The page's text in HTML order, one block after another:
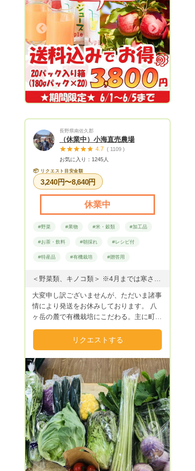
そして、それらから良い花芽ができ、美味
しい「ふじ」が生まれるように、 四季を
とおして育むのが、わたしの仕事です。
美味しいものは、すべての総合的なものが
からみ合い出来上がります。 種を蒔い
て、夏でも秋でも収穫できるのと違い、
果樹においては、農薬をかけないことが安
全性とも言い切れません。 有機栽培が美
味しさだけではありません。 健康な樹で
あること、健康な葉であること、 そし
るりんごが出来ると思います。 そんな思
いを抱きながら毎日、仲間とともに、また
学び続けて生かされております。 そのよ
い。 第124回県の品評会で ふじりんご
農林水産大臣賞、県知事賞 第一等賞受賞
農家から全国各地域に直送します❗
Next
長野県南佐久郡
（休業中）小海直売農場
4.7 ( 1109 )
お気に入り：1245人
📦 リクエスト目安金額
3,240円〜8,640円
休業中
#野菜 #果物 #米・穀類 #加工品
#お茶・飲料 #朝採れ #レシピ付
#特産品 #有機栽培 #贈答用
大変申し訳ございませんが、ただいま諸事
情により発送をお休みしております。 八
ヶ岳の麓で有機栽培にこだわる。主に町の
味しい空気や澄んだ水。 春は山菜。 夏は
高原野菜。 秋はキノコや根菜。 冬は凍み
豆腐。凍み大根。 ※冬場は葉物野菜をはじ
めとした新鮮お野菜はご用意ができませ
ん。 都会では中々みかけないものだった
り、馴染みのあるものでも味がうんと違っ
たりと面白い商品ばかりです。 一人でも
多くの方が小海町のお野菜に興味を持って
頂ければ幸いです。 ※）送料は別でお願い
します。 お願いがあります。商品ご希望
の際に、指定商品のみ希望される場合は、
その商品のみ希望と明記していただくとあ
りがたいです。 私どもは基本いろいろな
リクエストする
Next